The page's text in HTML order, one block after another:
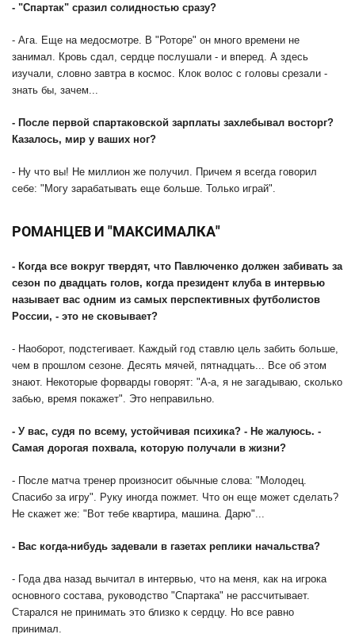
- "Спартак" сразил солидностью сразу?
- Ага. Еще на медосмотре. В "Роторе" он много времени не
занимал. Кровь сдал, сердце послушали - и вперед. А здесь
изучали, словно завтра в космос. Клок волос с головы срезали -
знать бы, зачем...
- После первой спартаковской зарплаты захлебывал восторг?
Казалось, мир у ваших ног?
- Ну что вы! Не миллион же получил. Причем я всегда говорил
себе: "Могу зарабатывать еще больше. Только играй".
РОМАНЦЕВ И "МАКСИМАЛКА"
- Когда все вокруг твердят, что Павлюченко должен забивать за
сезон по двадцать голов, когда президент клуба в интервью
называет вас одним из самых перспективных футболистов
России, - это не сковывает?
- Наоборот, подстегивает. Каждый год ставлю цель забить больше,
чем в прошлом сезоне. Десять мячей, пятнадцать... Все об этом
знают. Некоторые форварды говорят: "А-а, я не загадываю, сколько
забью, время покажет". Это неправильно.
- У вас, судя по всему, устойчивая психика? - Не жалуюсь. -
Самая дорогая похвала, которую получали в жизни?
- После матча тренер произносит обычные слова: "Молодец.
Спасибо за игру". Руку иногда пожмет. Что он еще может сделать?
Не скажет же: "Вот тебе квартира, машина. Дарю"...
- Вас когда-нибудь задевали в газетах реплики начальства?
- Года два назад вычитал в интервью, что на меня, как на игрока
основного состава, руководство "Спартака" не рассчитывает.
Старался не принимать это близко к сердцу. Но все равно
принимал.